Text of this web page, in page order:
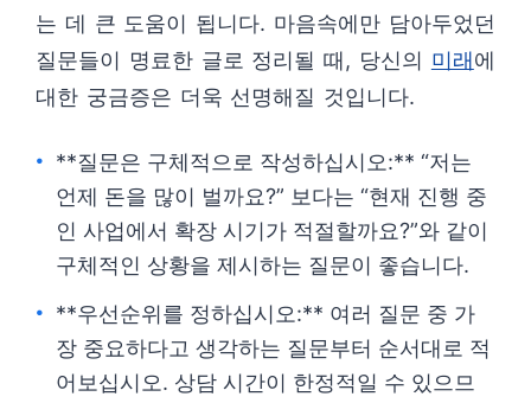
는 데 큰 도움이 됩니다. 마음속에만 담아두었던
질문들이 명료한 글로 정리될 때, 당신의 미래에
대한 궁금증은 더욱 선명해질 것입니다.
**질문은 구체적으로 작성하십시오:** “저는
언제 돈을 많이 벌까요?” 보다는 “현재 진행 중
인 사업에서 확장 시기가 적절할까요?”와 같이
구체적인 상황을 제시하는 질문이 좋습니다.
**우선순위를 정하십시오:** 여러 질문 중 가
장 중요하다고 생각하는 질문부터 순서대로 적
어보십시오. 상담 시간이 한정적일 수 있으므